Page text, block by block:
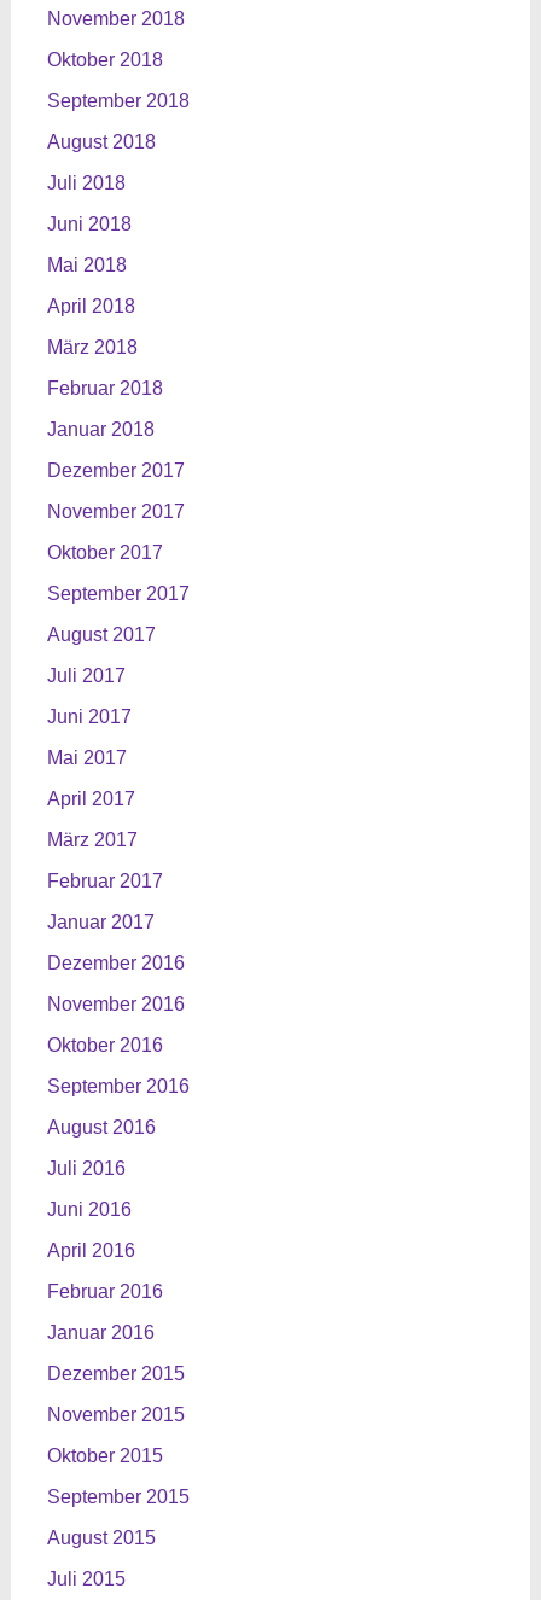
November 2018
Oktober 2018
September 2018
August 2018
Juli 2018
Juni 2018
Mai 2018
April 2018
März 2018
Februar 2018
Januar 2018
Dezember 2017
November 2017
Oktober 2017
September 2017
August 2017
Juli 2017
Juni 2017
Mai 2017
April 2017
März 2017
Februar 2017
Januar 2017
Dezember 2016
November 2016
Oktober 2016
September 2016
August 2016
Juli 2016
Juni 2016
April 2016
Februar 2016
Januar 2016
Dezember 2015
November 2015
Oktober 2015
September 2015
August 2015
Juli 2015